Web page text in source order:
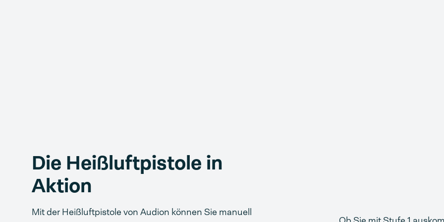
Die Heißluftpistole in
Aktion
Mit der Heißluftpistole von Audion können Sie manuell